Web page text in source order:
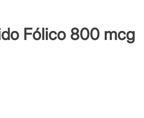
Fólico 800 mcg